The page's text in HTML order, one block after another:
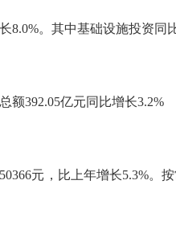
8.0%。其中基础设施投资同
额392.05亿元同比增长3.2%
50366元，比上年增长5.3%。